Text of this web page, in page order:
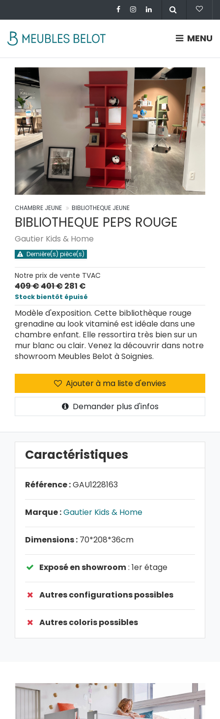
MENU
CHAMBRE JEUNE BIBLIOTHEQUE JEUNE
BIBLIOTHEQUE PEPS ROUGE
Gautier Kids & Home
Dernière(s) pièce(s)
Notre prix de vente TVAC
409 €401 €281 €
Stock bientôt épuisé
Modèle d'exposition. Cette bibliothèque rouge
grenadine au look vitaminé est idéale dans une
chambre enfant. Elle ressortira très bien sur un
mur blanc ou clair. Venez la découvrir dans notre
showroom Meubles Belot à Soignies.
Ajouter à ma liste d'envies
Demander plus d'infos
Caractéristiques
Référence :GAU1228163
Marque :Gautier Kids & Home
Dimensions : 70*208*36cm
Exposé en showroom: 1er étage
Autres configurations possibles
Autres coloris possibles